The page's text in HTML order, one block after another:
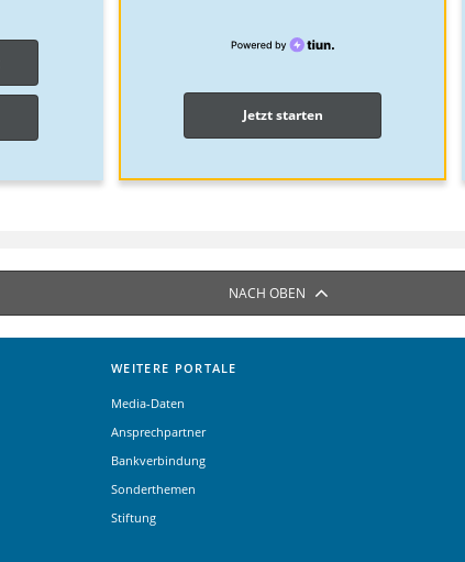
Jetzt starten
NACH OBEN
WEITERE PORTALE
Media-Daten
Ansprechpartner
Bankverbindung
Sonderthemen
Stiftung